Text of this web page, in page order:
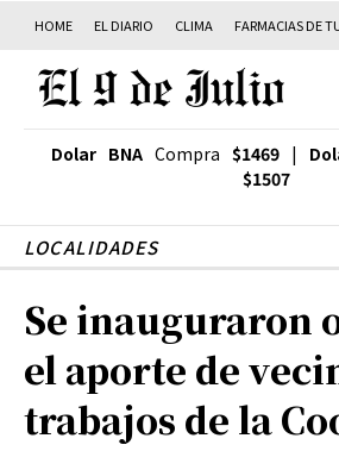
HOME EL DIARIO CLIMA FARMACIAS DE
Dolar BNA Compra $1469 |
$1507
LOCALIDADES
Se inauguraron
el aporte de
trabajos de la